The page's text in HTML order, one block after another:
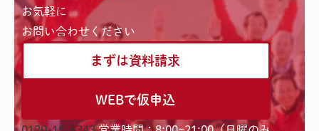
お気軽に
お問い合わせください
まずは資料請求
WEBで仮申込